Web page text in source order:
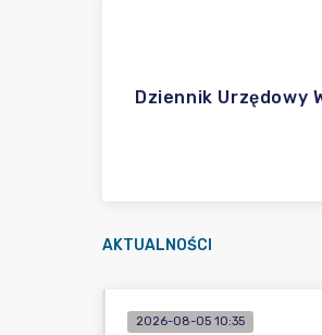
Dziennik Urzędowy
AKTUALNOŚCI
2026-08-05 10:35